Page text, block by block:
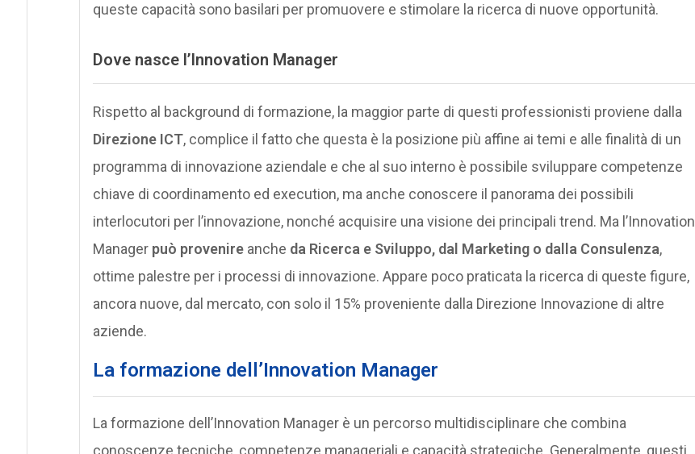
queste capacità sono basilari per promuovere e stimolare la ricerca di nuove opportunità.
Dove nasce l’Innovation Manager
Rispetto al background di formazione, la maggior parte di questi professionisti proviene dalla
Direzione ICT, complice il fatto che questa è la posizione più affine ai temi e alle finalità di un
programma di innovazione aziendale e che al suo interno è possibile sviluppare competenze
chiave di coordinamento ed execution, ma anche conoscere il panorama dei possibili
interlocutori per l’innovazione, nonché acquisire una visione dei principali trend. Ma l’Innovation
Manager può provenireanche da Ricerca e Sviluppo, dal Marketing o dalla Consulenza,
ottime palestre per i processi di innovazione. Appare poco praticata la ricerca di queste figure,
ancora nuove, dal mercato, con solo il 15% proveniente dalla Direzione Innovazione di altre
aziende.
La formazione dell’Innovation Manager
La formazione dell’Innovation Manager è un percorso multidisciplinare che combina
conoscenze tecniche, competenze manageriali e capacità strategiche. Generalmente, questi